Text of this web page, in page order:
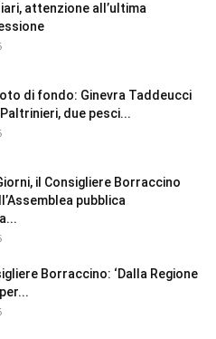
attenzione all’ultima
di fondo: Ginevra Taddeucci
due pesci...
il Consigliere Borraccino
pubblica
Borraccino: ‘Dalla Regione